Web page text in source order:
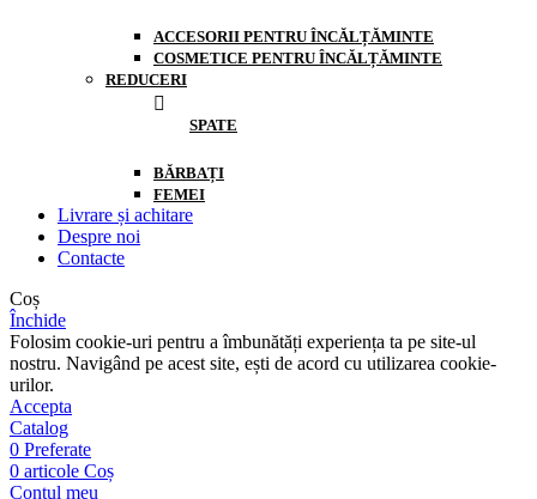
ACCESORII PENTRU ÎNCĂLȚĂMINTE
COSMETICE PENTRU ÎNCĂLȚĂMINTE
REDUCERI
SPATE
BĂRBAȚI
FEMEI
Livrare și achitare
Despre noi
Contacte
Coș
Închide
Folosim cookie-uri pentru a îmbunătăți experiența ta pe site-ul
nostru. Navigând pe acest site, ești de acord cu utilizarea cookie-
urilor.
Accepta
Catalog
0 Preferate
0 articole Coș
Contul meu